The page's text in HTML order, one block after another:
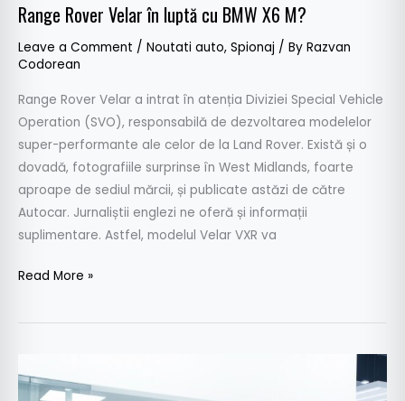
Range Rover Velar în luptă cu BMW X6 M?
Leave a Comment / Noutati auto, Spionaj / By Razvan
Codorean
Range Rover Velar a intrat în atenția Diviziei Special Vehicle
Operation (SVO), responsabilă de dezvoltarea modelelor
super-performante ale celor de la Land Rover. Există și o
dovadă, fotografiile surprinse în West Midlands, foarte
aproape de sediul mărcii, și publicate astăzi de către
Autocar. Jurnaliștii englezi ne oferă și informații
suplimentare. Astfel, modelul Velar VXR va
Read More »
Land